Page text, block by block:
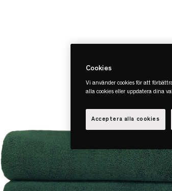
Cookies
Vi använder cookies för att
alla cookies eller uppdatera dina
Acceptera alla cookies